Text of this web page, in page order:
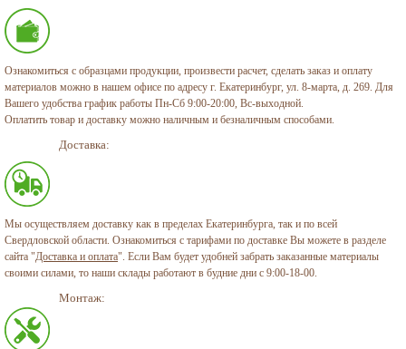
Ознакомиться с образцами продукции, произвести расчет, сделать заказ и оплату
материалов можно в нашем офисе по адресу г. Екатеринбург, ул. 8-марта, д. 269. Для
Вашего удобства график работы Пн-Сб 9:00-20:00, Вс-выходной.
Оплатить товар и доставку можно наличным и безналичным способами.
Доставка:
Мы осуществляем доставку как в пределах Екатеринбурга, так и по всей
Свердловской области. Ознакомиться с тарифами по доставке Вы можете в разделе
сайта "Доставка и оплата". Если Вам будет удобней забрать заказанные материалы
своими силами, то наши склады работают в будние дни с 9:00-18-00.
Монтаж: